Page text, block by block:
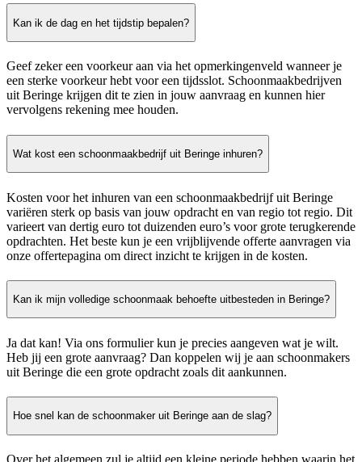
Kan ik de dag en het tijdstip bepalen?
Geef zeker een voorkeur aan via het opmerkingenveld wanneer je
een sterke voorkeur hebt voor een tijdsslot. Schoonmaakbedrijven
uit Beringe krijgen dit te zien in jouw aanvraag en kunnen hier
vervolgens rekening mee houden.
Wat kost een schoonmaakbedrijf uit Beringe inhuren?
Kosten voor het inhuren van een schoonmaakbedrijf uit Beringe
variëren sterk op basis van jouw opdracht en van regio tot regio. Dit
varieert van dertig euro tot duizenden euro’s voor grote terugkerende
opdrachten. Het beste kun je een vrijblijvende offerte aanvragen via
onze offertepagina om direct inzicht te krijgen in de kosten.
Kan ik mijn volledige schoonmaak behoefte uitbesteden in Beringe?
Ja dat kan! Via ons formulier kun je precies aangeven wat je wilt.
Heb jij een grote aanvraag? Dan koppelen wij je aan schoonmakers
uit Beringe die een grote opdracht zoals dit aankunnen.
Hoe snel kan de schoonmaker uit Beringe aan de slag?
Over het algemeen zul je altijd een kleine periode hebben waarin het